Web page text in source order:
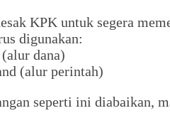
KPK untuk segera
digunakan:
dana)
(alur perintah)
seperti ini diabaikan,